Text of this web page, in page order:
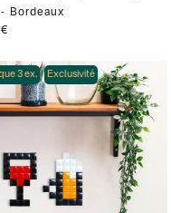
Bordeaux
3 ex. Exclusivité